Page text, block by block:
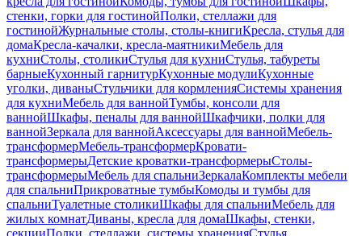
стенки, горки для гостинойПолки, стеллажи для
гостинойЖурнальные столы, столы-книгиКресла, стулья для
домаКресла-качалки, кресла-маятникиМебель для
кухниСтолы, столикиСтулья для кухниСтулья, табуреты
барныеКухонный гарнитурКухонные модулиКухонные
уголки, диваныСтульчики для кормленияСистемы хранения
для кухниМебель для ваннойТумбы, консоли для
ваннойШкафы, пеналы для ваннойШкафчики, полки для
ваннойЗеркала для ваннойАксессуары для ваннойМебель-
трансформерМебель-трансформерКровати-
трансформерыДетские кроватки-трансформерыСтолы-
трансформерыМебель для спальниЗеркалаКомплекты мебели
для спальниПрикроватные тумбыКомоды и тумбы для
спальниТуалетные столикиШкафы для спальниМебель для
жилых комнатДиваны, кресла для домаШкафы, стенки,
секцииПолки, стеллажи, системы храненияСтулья,